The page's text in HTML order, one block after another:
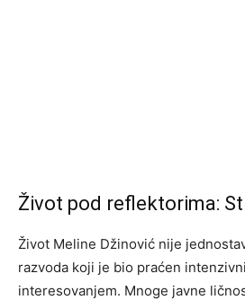
Život pod reflektorima:
Život Meline Džinović nije
razvoda koji je bio praćen
interesovanjem. Mnoge javne